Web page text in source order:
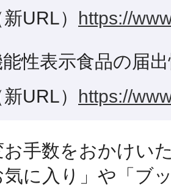
新URL） https://
性表示食品の届
新URL） https://
お手数をおかけい
気に入り」や「ブ